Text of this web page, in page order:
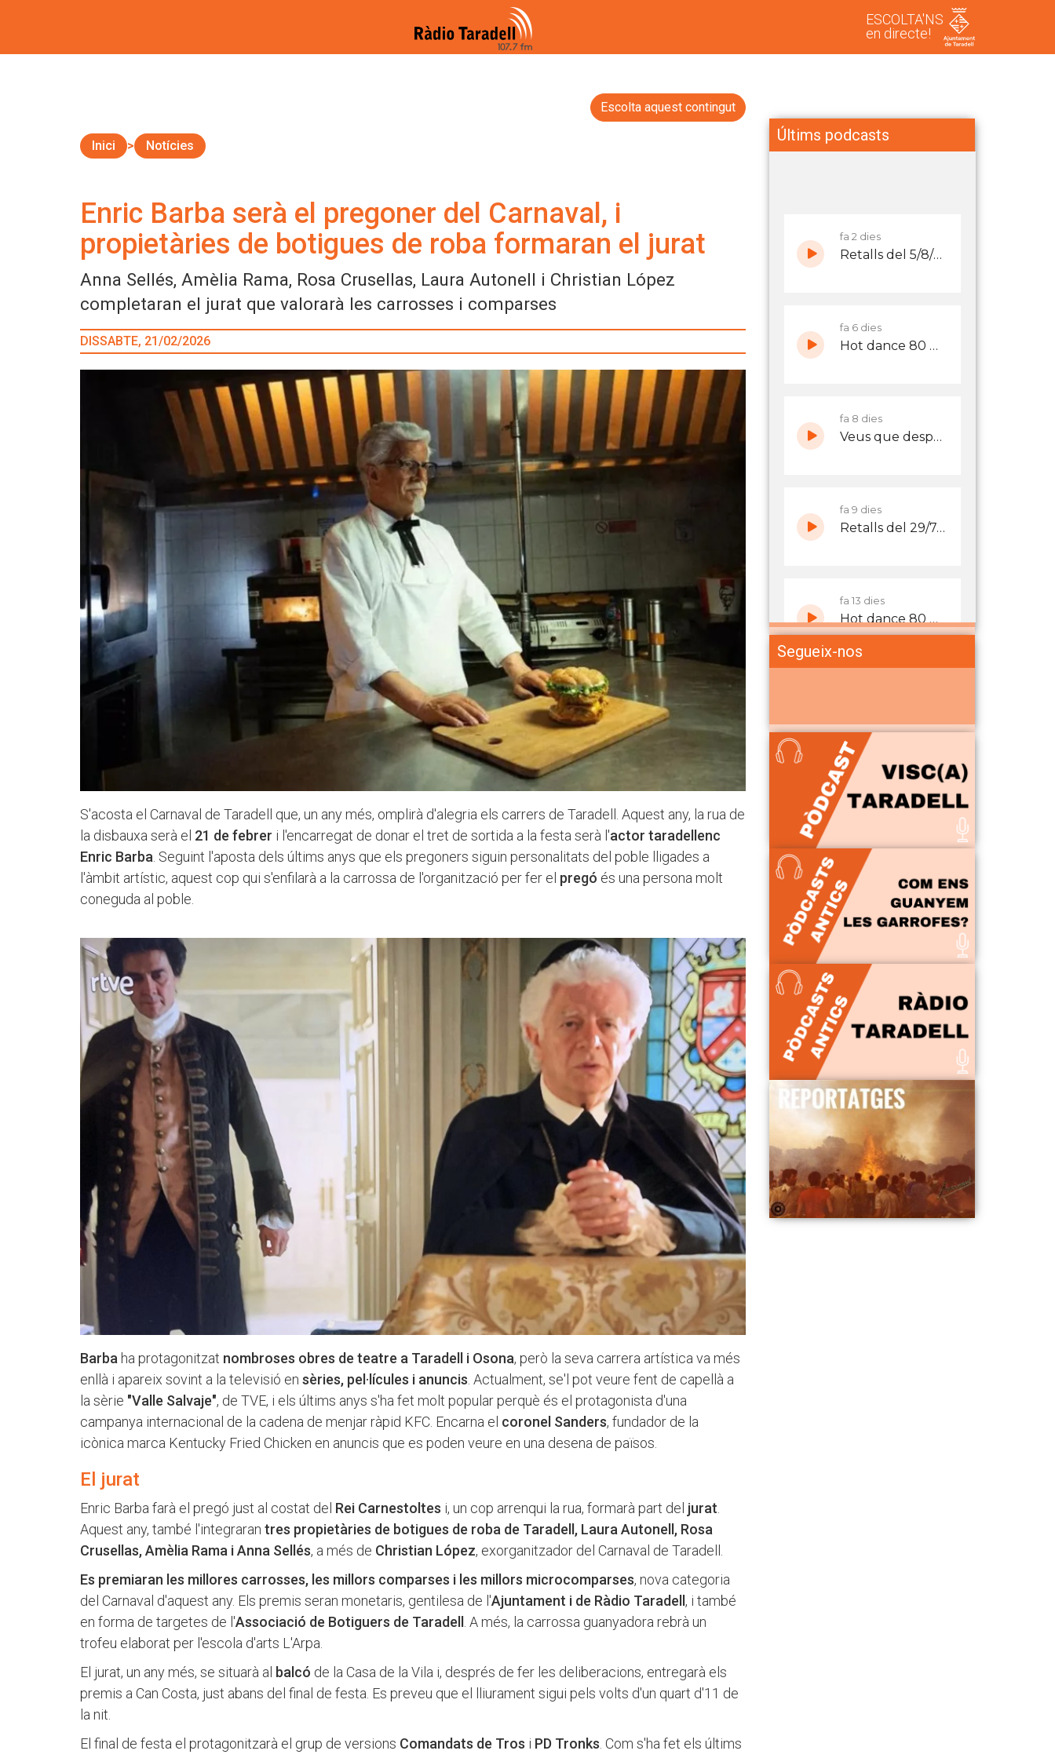
ESCOLTA'NS
en directe!
Escolta aquest contingut
Inici Notícies
Enric Barba serà el pregoner del Carnaval, i
propietàries de botigues de roba formaran el jurat
Anna Sellés, Amèlia Rama, Rosa Crusellas, Laura Autonell i Christian López
completaran el jurat que valorarà les carrosses i comparses
DISSABTE, 21/02/2026
S'acosta el Carnaval de Taradell que, un any més, omplirà d'alegria els carrers de Taradell. Aquest any, la rua de
la disbauxa serà el 21 de febrer i l'encarregat de donar el tret de sortida a la festa serà l'actor taradellenc
Enric Barba. Seguint l'aposta dels últims anys que els pregoners siguin personalitats del poble lligades a
l'àmbit artístic, aquest cop qui s'enfilarà a la carrossa de l'organització per fer el pregó és una persona molt
coneguda al poble.
Barba ha protagonitzat nombroses obres de teatre a Taradell i Osona, però la seva carrera artística va més
enllà i apareix sovint a la televisió en sèries, pel·lícules i anuncis. Actualment, se'l pot veure fent de capellà a
la sèrie "Valle Salvaje", de TVE, i els últims anys s'ha fet molt popular perquè és el protagonista d'una
campanya internacional de la cadena de menjar ràpid KFC. Encarna el coronel Sanders, fundador de la
icònica marca Kentucky Fried Chicken en anuncis que es poden veure en una desena de països.
El jurat
Enric Barba farà el pregó just al costat del Rei Carnestoltes i, un cop arrenqui la rua, formarà part del jurat.
Aquest any, també l'integraran tres propietàries de botigues de roba de Taradell, Laura Autonell, Rosa
Crusellas, Amèlia Rama i Anna Sellés, a més de Christian López, exorganitzador del Carnaval de Taradell.
Es premiaran les millores carrosses, les millors comparses i les millors microcomparses, nova categoria
del Carnaval d'aquest any. Els premis seran monetaris, gentilesa de l'Ajuntament i de Ràdio Taradell , i també
en forma de targetes de l'Associació de Botiguers de Taradell . A més, la carrossa guanyadora rebrà un
trofeu elaborat per l'escola d'arts L'Arpa.
El jurat, un any més, se situarà al balcó de la Casa de la Vila i, després de fer les deliberacions, entregarà els
premis a Can Costa, just abans del final de festa. Es preveu que el lliurament sigui pels volts d'un quart d'11 de
la nit.
El final de festa el protagonitzarà el grup de versions Comandats de Tros i PD Tronks. Com s'ha fet els últims
Últims podcasts
Segueix-nos